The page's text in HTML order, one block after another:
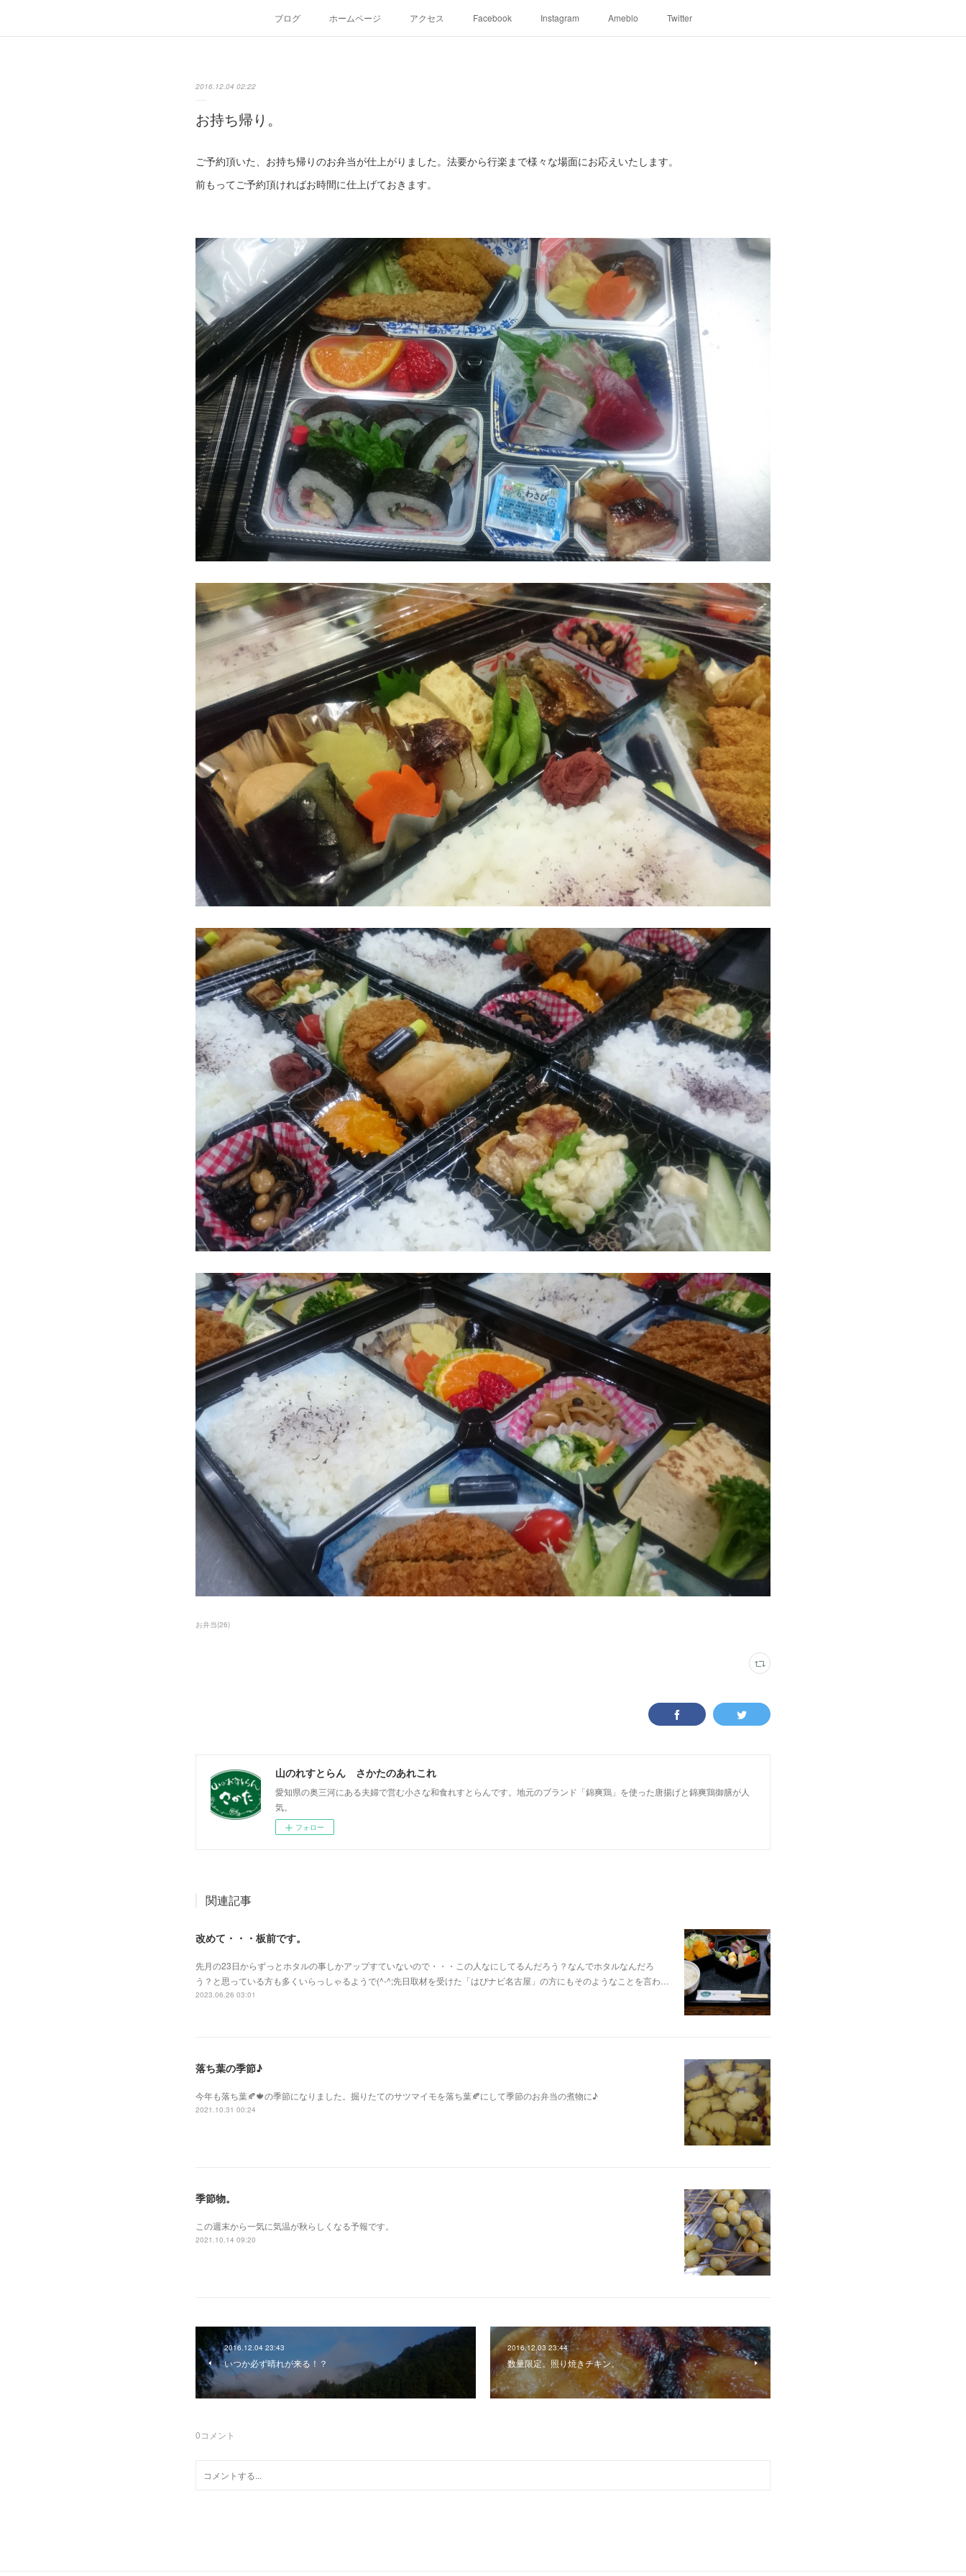
ブログ ホームページ アクセス Facebook Instagram Ameblo Twitter
2016.12.04 02:22
お持ち帰り。
ご予約頂いた、お持ち帰りのお弁当が仕上がりました。法要から行楽まで様々な場面にお応えいたします。
前もってご予約頂ければお時間に仕上げておきます。
お弁当(26)
山のれすとらん さかたのあれこれ
愛知県の奥三河にある夫婦で営む小さな和食れすとらんです。地元のブランド「錦爽鶏」を使った唐揚げと錦爽鶏御膳が人
気。
フォロー
関連記事
改めて・・・板前です。
先月の23日からずっとホタルの事しかアップすていないので・・・この人なにしてるんだろう？なんでホタルなんだろ
う？と思っている方も多くいらっしゃるようで(^-^;先日取材を受けた「はぴナビ名古屋」の方にもそのようなことを言わ…
2023.06.26 03:01
落ち葉の季節♪
今年も落ち葉🍂🍁の季節になりました。掘りたてのサツマイモを落ち葉🍂にして季節のお弁当の煮物に♪
2021.10.31 00:24
季節物。
この週末から一気に気温が秋らしくなる予報です。
2021.10.14 09:20
2016.12.04 23:43
いつか必ず晴れが来る！？
2016.12.03 23:44
数量限定。照り焼きチキン。
0コメント